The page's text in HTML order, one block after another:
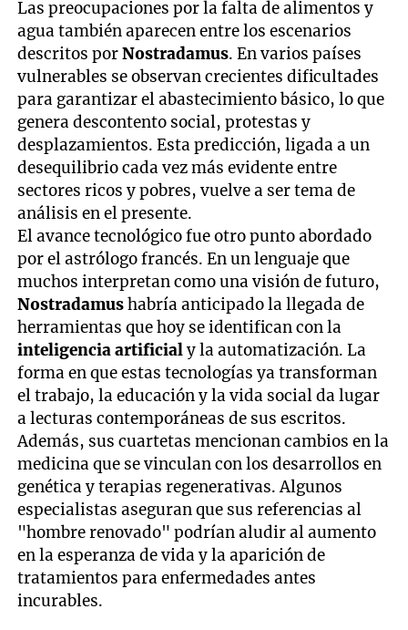
Las preocupaciones por la falta de alimentos y
agua también aparecen entre los escenarios
descritos porNostradamus. En varios países
vulnerables se observan crecientes dificultades
para garantizar el abastecimiento básico, lo que
genera descontento social, protestas y
desplazamientos. Esta predicción, ligada a un
desequilibrio cada vez más evidente entre
sectores ricos y pobres, vuelve a ser tema de
análisis en el presente.
El avance tecnológico fue otro punto abordado
por el astrólogo francés. En un lenguaje que
muchos interpretan como una visión de futuro,
Nostradamushabría anticipado la llegada de
herramientas que hoy se identifican con la
inteligencia artificialy la automatización. La
forma en que estas tecnologías ya transforman
el trabajo, la educación y la vida social da lugar
a lecturas contemporáneas de sus escritos.
Además, sus cuartetas mencionan cambios en la
medicina que se vinculan con los desarrollos en
genética y terapias regenerativas. Algunos
especialistas aseguran que sus referencias al
"hombre renovado" podrían aludir al aumento
en la esperanza de vida y la aparición de
tratamientos para enfermedades antes
incurables.